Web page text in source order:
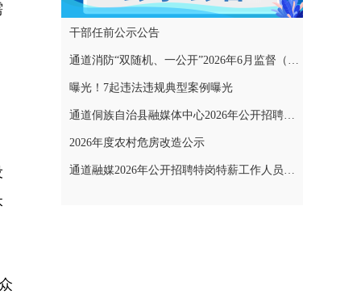
干部任前公示公告
通道消防“双随机、一公开”2026年6月监督（专项）抽查结果和2026年7月监督（专项）抽查计划公示
曝光！7起违法违规典型案例曝光
通道侗族自治县融媒体中心2026年公开招聘特岗特薪工作人员拟聘用人员名单公示
2026年度农村危房改造公示
通道融媒2026年公开招聘特岗特薪工作人员考试成绩公示